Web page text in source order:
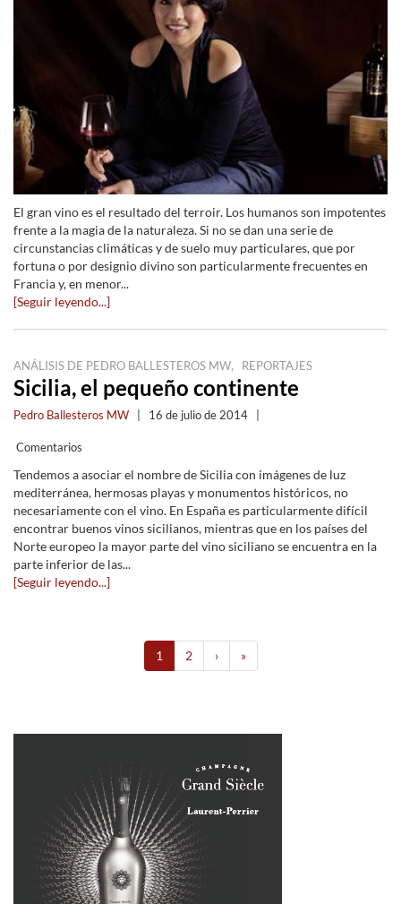
El gran vino es el resultado del terroir. Los humanos son impotentes
frente a la magia de la naturaleza. Si no se dan una serie de
circunstancias climáticas y de suelo muy particulares, que por
fortuna o por designio divino son particularmente frecuentes en
Francia y, en menor...
[Seguir leyendo...]
ANÁLISIS DE PEDRO BALLESTEROS MW, REPORTAJES
Sicilia, el pequeño continente
Pedro Ballesteros MW | 16 de julio de 2014 |
Comentarios
Tendemos a asociar el nombre de Sicilia con imágenes de luz
mediterránea, hermosas playas y monumentos históricos, no
necesariamente con el vino. En España es particularmente difícil
encontrar buenos vinos sicilianos, mientras que en los países del
Norte europeo la mayor parte del vino siciliano se encuentra en la
parte inferior de las...
[Seguir leyendo...]
1 2 › »